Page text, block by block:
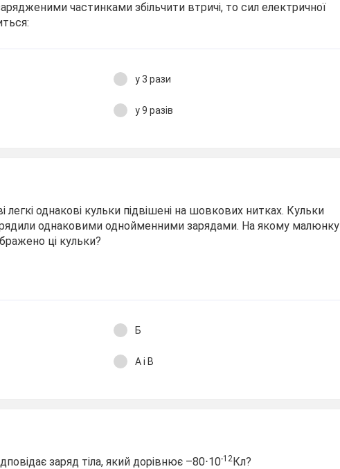
частинками збільчити втричі, то сил електричної
у 3 рази
у 9 разів
легкі однакові кульки підвішені на шовкових нитках. Кульки
однаковими однойменними зарядами. На якому малюнку
ці кульки?
Б
А і В
заряд тіла, який дорівнює –80⋅10-12Кл?